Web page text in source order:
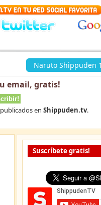
Naruto Shippuden
email, gratis!
publicados en Shippuden.tv.
Suscríbete gratis!